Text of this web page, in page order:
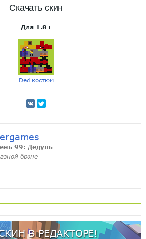
Скачать скин
Для 1.8+
Ded костюм
99: Дедуль
броне
В РЕДАКТОРЕ!